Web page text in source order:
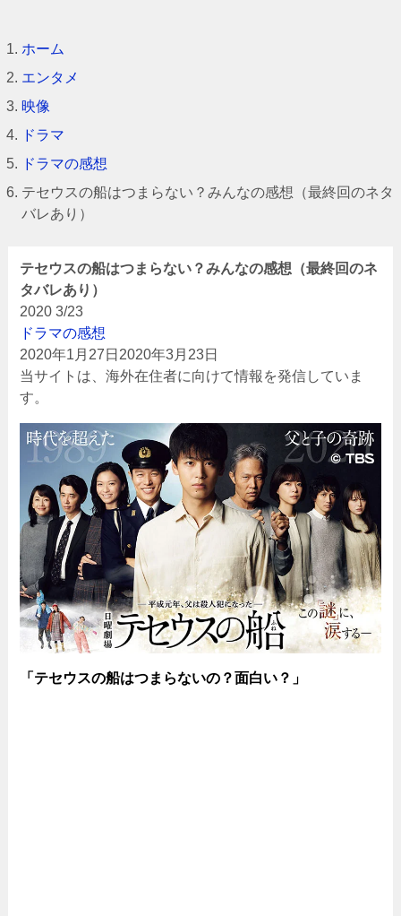
ホーム
エンタメ
映像
ドラマ
ドラマの感想
テセウスの船はつまらない？みんなの感想（最終回のネタ
バレあり）
テセウスの船はつまらない？みんなの感想（最終回のネ
タバレあり）
2020 3/23
ドラマの感想
2020年1月27日2020年3月23日
当サイトは、海外在住者に向けて情報を発信していま
す。
「テセウスの船はつまらないの？面白い？」